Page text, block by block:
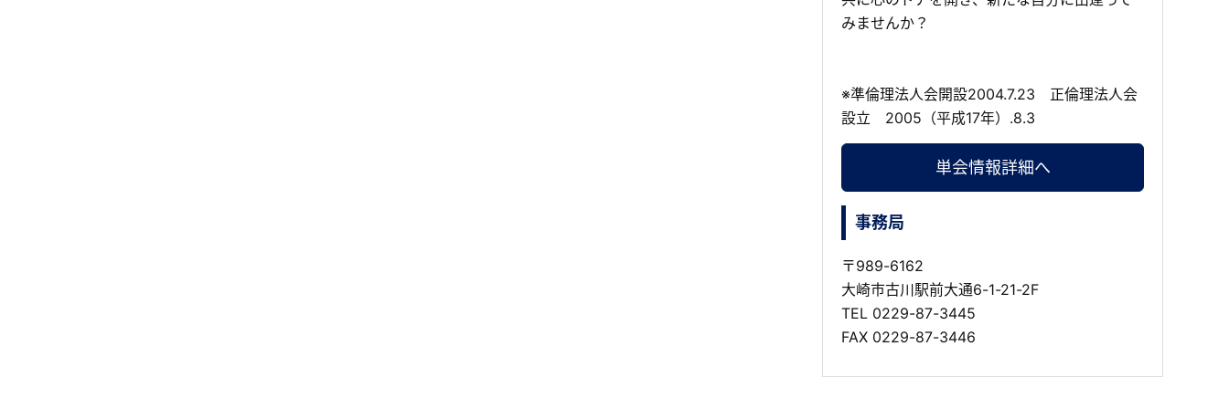
みませんか？
※準倫理法人会開設2004.7.23 正倫理法人会
設立 2005（平成17年）.8.3
単会情報詳細へ
事務局
〒989-6162
大崎市古川駅前大通6-1-21-2F
TEL 0229-87-3445
FAX 0229-87-3446